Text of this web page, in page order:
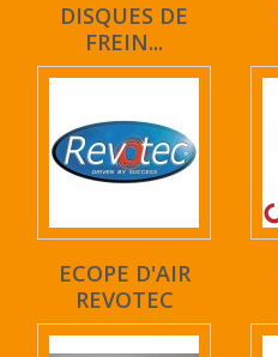
DISQUES DE
FREIN...
ECOPE D'AIR
REVOTEC